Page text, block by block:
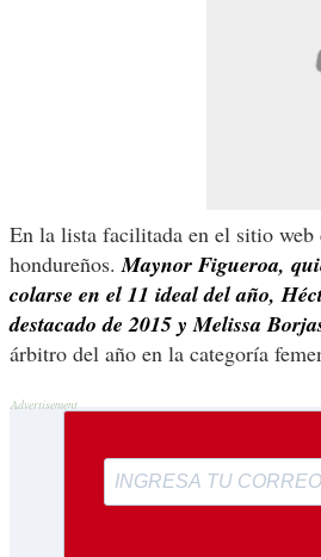
En la lista facilitada en el sitio web
hondureños.Maynor Figueroa,
colarse en el 11 ideal del año,
destacado de 2015 y Melissa
árbitro del año en la categoría